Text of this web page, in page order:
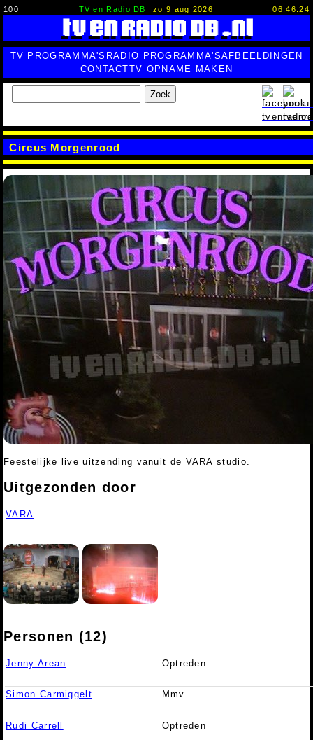
100 TV en Radio DB zo 9 aug 2026 06:46:25
TV PROGRAMMA'S RADIO PROGRAMMA'SAFBEELDINGEN
CONTACTTV OPNAME MAKEN
Zoek
Circus Morgenrood
Feestelijke live uitzending vanuit de VARA studio.
Uitgezonden door
VARA
Personen (12)
Jenny Arean Optreden
Simon Carmiggelt Mmv
Rudi Carrell Optreden